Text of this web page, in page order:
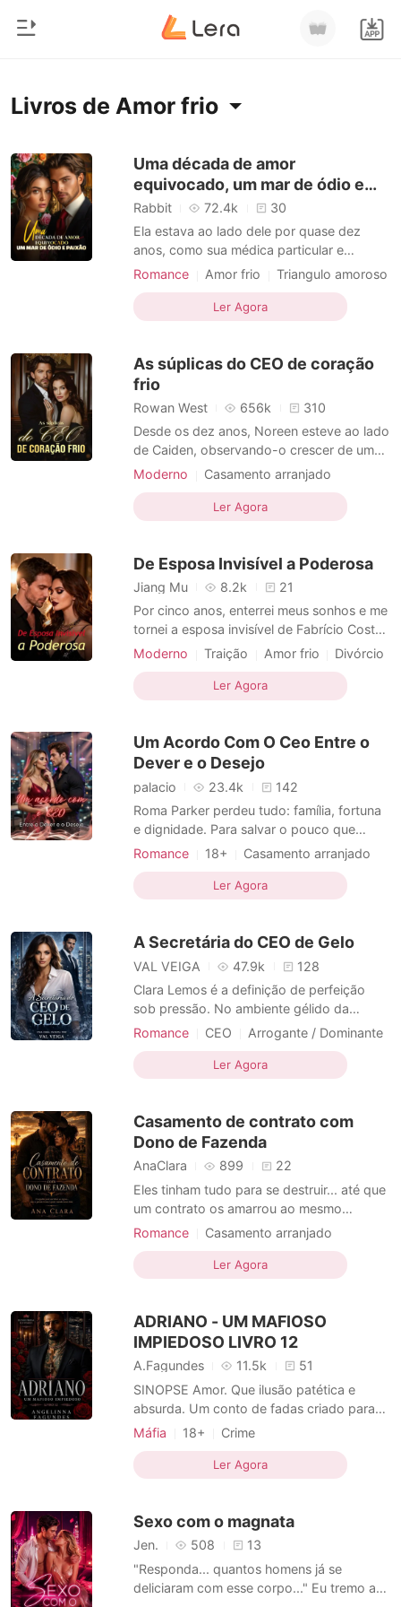
Histórico
Sair
Baixar App
Início
Moderno
Lobisomem
Contos
Ranking
Contos Curtos
Livros de Amor frio
Uma década de amor
equivocado, um mar de ódio e
paixão
Rabbit 72.4k
30
Ela estava ao lado dele por quase dez
anos, como sua médica particular e
companheira na cama. Quando ele se
cuidava de suas feridas, e nos momentos
de solidão e vazio, era ela quem lhe fazia
dedicasse o suficiente, acabaria
Romance Amor frio
Triangulo amoroso
Flashback
Flashback Amor frio
Ler Agora
As súplicas do CEO de coração
frio
Rowan West 656k
310
Desde os dez anos, Noreen esteve ao lado
de Caiden, observando-o crescer de um
jovem rapaz a um respeitado CEO. No
casamento, ele raramente voltava para
casa. Na alta sociedade, corria o boato de
Até mesmo a amante dele z
Moderno
Casamento arranjado
Família complicada
Amor frio
Casamento arranjado
Amor frio
Ler Agora
De Esposa Invisível a Poderosa
Jiang Mu 8.2k
21
Por cinco anos, enterrei meus sonhos e me
tornei a esposa invisível de Fabrício Costa,
suportando sua frieza apenas para custear
América, o grande amor do passado dele,
retornou, fui brutalmente substituída
não foi v
Moderno Traição Amor frio
Divórcio
Divórcio
Amor frio
Ler Agora
Um Acordo Com O Ceo Entre o
Dever e o Desejo
palacio 23.4k
142
Roma Parker perdeu tudo: família, fortuna
e dignidade. Para salvar o pouco que
resta, aceita casar-se com Esteban
como se ela fosse apenas mais um
contrato. Ele exige perfeição pública: uma
margarina. Ela só quer sobreviver. Mas,
Romance 18+
Casamento arranjado
CEO
Encantadora
Arrogante / Dominante
Casamento relâmpago
Amor frio
Romance
Moderno
Ler Agora
A Secretária do CEO de Gelo
VAL VEIGA 47.9k
128
Clara Lemos é a definição de perfeição
sob pressão. No ambiente gélido da
Satamini Enterprises, ela é a engrenagem
absolutamente indispensável. Para o
mundo corporativo, Clara é uma extensão
que veste a sobriedade como uma
armadur
Romance CEO
Arrogante / Dominante
Local de trabalho
Romance no trabalho
Amor secreto
Ler Agora
Casamento de contrato com
Dono de Fazenda
AnaClara 899
22
Eles tinham tudo para se destruir... até que
um contrato os amarrou ao mesmo
destino. Helena Albuquerque é a definição
da roça, ela sabe manejar o gado e
enfrentar qualquer peão, mas usa essa
luto recente. Quando seu pai
Romance
Casamento arranjado
Arrogante / Dominante
Urbano
Casamento arranjado
Amor frio
Ler Agora
ADRIANO - UM MAFIOSO
IMPIEDOSO LIVRO 12
A.Fagundes 11.5k
51
SINOPSE Amor. Que ilusão patética e
absurda. Um conto de fadas criado para
os fracos, cegos demais para enxergar o
um lugar corrompido, onde mentiras
prosperam e todos escondem uma lâmina
Apenas diferentes tons de
Máfia 18+
Crime
Casamento arranjado
CEO
Máfia
Paixão / Erótica
Luxúria/Erotismo
Dominante
Amor frio
Ler Agora
Sexo com o magnata
Jen. 508
13
"Responda... quantos homens já se
deliciaram com esse corpo..." Eu tremo ao